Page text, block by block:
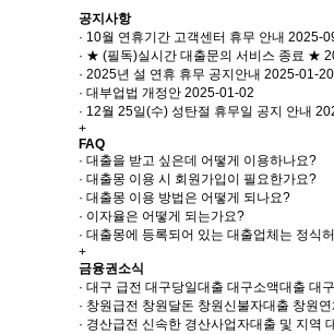
공지사항
· 10월 연휴기간 고객센터 휴무 안내 2025-
· ★ (필독)실시간 대출문의 서비스 종료 ★
· 2025년 설 연휴 휴무 공지안내 2025-01-20
· 대부업법 개정안 2025-01-02
· 12월 25일(수) 성탄절 휴무일 공지 안내
+
FAQ
· 대출을 받고 싶은데 어떻게 이용하나요?
· 대출몽 이용 시 회원가입이 필요한가요?
· 대출몽 이용 방법은 어떻게 되나요?
· 이자율은 어떻게 되는가요?
· 대출몽에 등록되어 있는 대출업체는 정식
+
금융권소식
· 대구 급전 대구당일대출 대구소액대출 대
· 창원급전 창원달돈 창원신불자대출 창원
· 경산급전 신속한 경산사업자대출 및 지역